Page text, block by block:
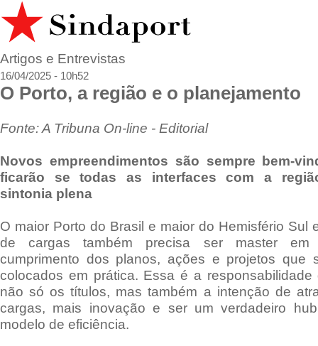
Artigos e Entrevistas
16/04/2025 - 10h52
O Porto, a região e o planejamento
Fonte: A Tribuna On-line - Editorial
Novos empreendimentos são sempre bem-
ficarão se todas as interfaces com a
sintonia plena
O maior Porto do Brasil e maior do Hemisfério Sul
de cargas também precisa ser master em
cumprimento dos planos, ações e projetos que
colocados em prática. Essa é a
não só os títulos, mas também a intenção de
cargas, mais inovação e ser um verdadeiro
modelo de eficiência.